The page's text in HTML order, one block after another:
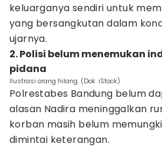
keluarganya sendiri untuk
yang bersangkutan dalam
ujarnya.
2. Polisi belum menemukan
pidana
Ilustrasi orang hilang. (Dok. iStock)
Polrestabes Bandung belum
alasan Nadira meninggalkan
korban masih belum
dimintai keterangan.